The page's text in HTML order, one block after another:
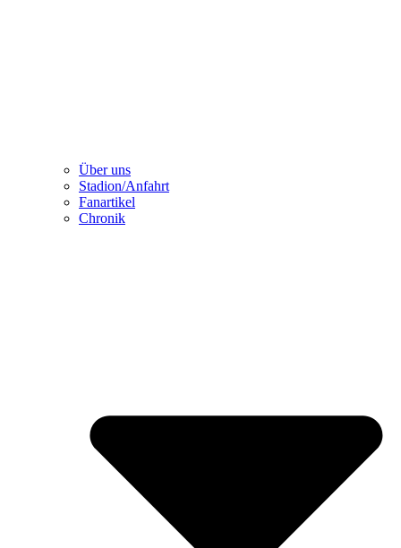
Über uns
Stadion/Anfahrt
Fanartikel
Chronik